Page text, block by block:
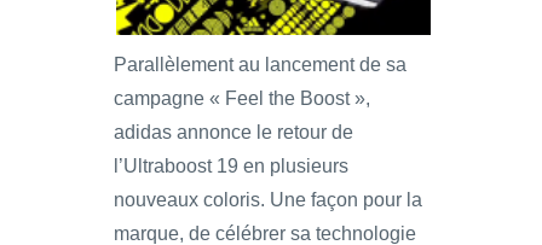
Parallèlement au lancement de sa
campagne « Feel the Boost »,
adidas annonce le retour de
l’Ultraboost 19 en plusieurs
nouveaux coloris. Une façon pour la
marque, de célébrer sa technologie